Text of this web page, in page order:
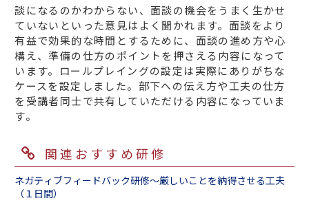
談になるのかわからない、面談の機会をうまく生かせ
ていないといった意見はよく聞かれます。面談をより
有益で効果的な時間とするために、面談の進め方や心
構え、準備の仕方のポイントを押さえる内容になって
います。ロールプレイングの設定は実際にありがちな
ケースを設定しました。部下への伝え方や工夫の仕方
を受講者同士で共有していただける内容になっていま
す。
関連おすすめ研修
ネガティブフィードバック研修～厳しいことを納得させる工夫
（１日間）